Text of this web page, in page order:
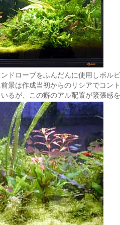
ドローブをふんだんに使用しボル
景は作成当初からのリシアでコン
るが、この癖のアル配置が緊張感